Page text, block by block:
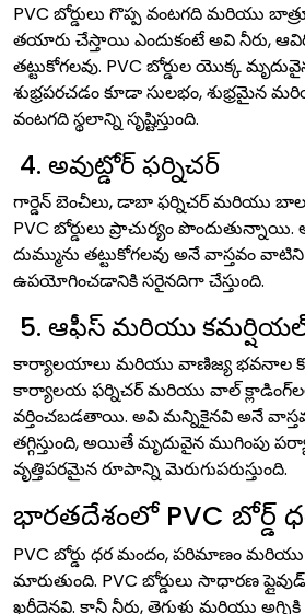
PVC బోర్డులు గొప్ప వంటగది మరియు
తయారు చేస్తాయి ఎందుకంటే అవి నీరు,
తట్టుకోగలవు. PVC బోర్డుల యొక్క
శుభ్రపరచడం కూడా సులభం, శుభ్రమైన
వంటగది స్థలాన్ని సృష్టిస్తుంది.
4. అవుట్డోర్ ఫర్నిచర్
గార్డెన్ బెంచీలు, డాబా ఫర్నిచర్ మరియు
PVC బోర్డులు ప్రాచుర్యం
దుమ్మును తట్టుకోగలవు అనే వాస్తవం
ఉపయోగించడానికి సరైనదిగా చేస్తుంది.
5. ఆఫీస్ మరియు
కార్యాలయాలు మరియు వాణిజ్య భవనాల
కార్యాలయ ఫర్నిచర్ మరియు వాల్ క్లాడింగ్‌లలో
వర్తించబడతాయి. అవి మన్నికైనవి అనే
తగ్గిస్తుంది, అయితే మృదువైన ముగింపు
వృత్తిపరమైన రూపాన్ని మెరుగుపరుస్తుంది.
భారతదేశంలో PVC బోర్డ్
PVC బోర్డు ధర మందం, పరిమాణం
మారుతుంది. PVC బోర్డులు సాధారణ
ఖరీదైనవి. కానీ నీరు, తెగుళ్లు మరియు